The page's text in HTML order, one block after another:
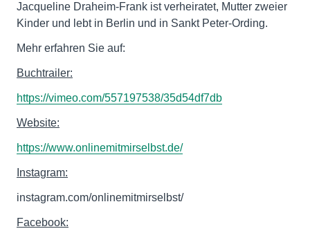
Jacqueline Draheim-Frank ist verheiratet, Mutter zweier
Kinder und lebt in Berlin und in Sankt Peter-Ording.
Mehr erfahren Sie auf:
Buchtrailer:
https://vimeo.com/557197538/35d54df7db
Website:
https://www.onlinemitmirselbst.de/
Instagram:
instagram.com/onlinemitmirselbst/
Facebook: